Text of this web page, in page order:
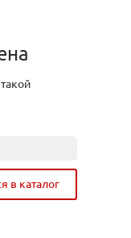
в каталог